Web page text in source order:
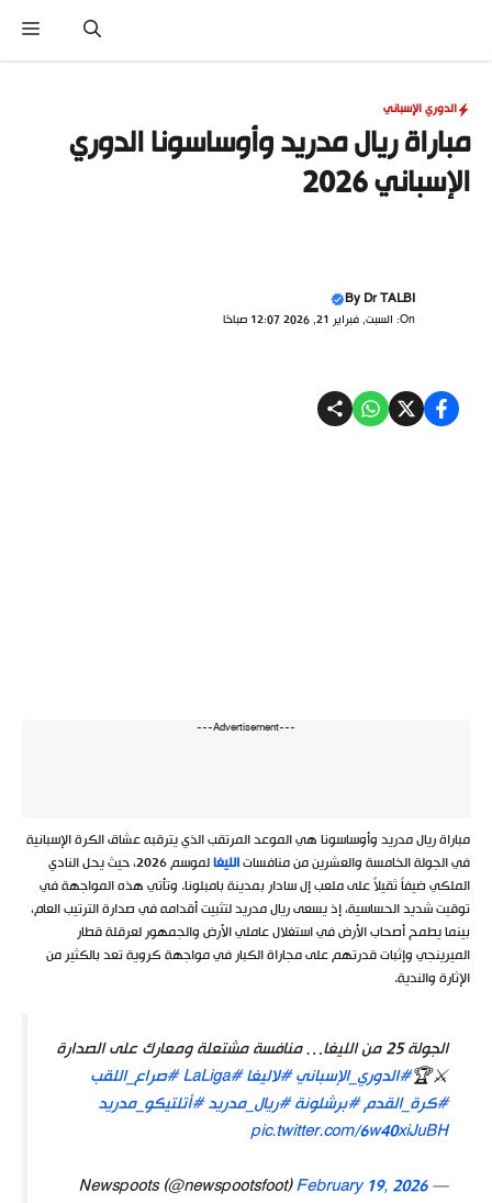
المحتوى
الدوري الإسباني
مباراة ريال مدريد وأوساسونا الدوري
الإسباني 2026
ByDr TALBI
On: السبت, فبراير 21, 2026 12:07 صباحًا
---Advertisement---
مباراة ريال مدريد وأوساسونا هي الموعد المرتقب الذي يترقبه عشاق الكرة الإسبانية
في الجولة الخامسة والعشرين من منافساتالليغا
لموسم 2026، حيث يحل النادي
الملكي ضيفاً ثقيلاً على ملعب إل سادار بمدينة بامبلونا. وتأتي هذه المواجهة في
توقيت شديد الحساسية، إذ يسعى ريال مدريد لتثبيت أقدامه في صدارة الترتيب العام،
بينما يطمح أصحاب الأرض في استغلال عاملي الأرض والجمهور لعرقلة قطار
الميرينجي وإثبات قدرتهم على مجاراة الكبار في مواجهة كروية تعد بالكثير من
الإثارة والندية.
الجولة 25 من الليغا… منافسة مشتعلة ومعارك على الصدارة
⚔️🏆#الدوري_الإسباني#لاليغا#LaLiga
#صراع_اللقب
#كرة_القدم#برشلونة#ريال_مدريد#أتلتيكو_مدريد
pic.twitter.com/6w40xiJuBH
— Newspoots (@newspootsfoot)
February 19, 2026